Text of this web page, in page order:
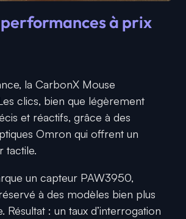
à prix
la CarbonX Mouse
clics, bien que légèrement
et réactifs, grâce à des
Omron qui offrent un
tactile.
un capteur PAW3950,
à des modèles bien plus
Résultat : un taux d’interrogation